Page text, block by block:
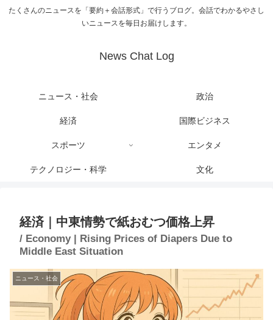
たくさんのニュースを「要約＋会話形式」で行うブログ。会話でわかるやさし
いニュースを毎日お届けします。
News Chat Log
ニュース・社会 政治
経済 国際ビジネス
スポーツ エンタメ
テクノロジー・科学 文化
経済｜中東情勢で紙おむつ価格上昇
/ Economy | Rising Prices of Diapers Due to
Middle East Situation
ニュース・社会